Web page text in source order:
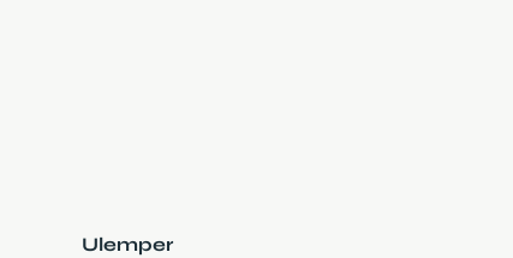
Ulemper